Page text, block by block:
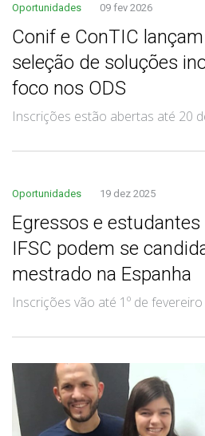
Oportunidades 09 fev 2026
Conif e ConTIC
seleção de soluções
foco nos ODS
Inscrições estão abertas até 20
Oportunidades 19 dez 2025
Egressos e
IFSC podem se
mestrado na Espanha
Inscrições vão até 1º de